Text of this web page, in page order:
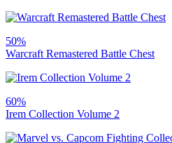
50%
Warcraft Remastered Battle Chest
60%
Irem Collection Volume 2